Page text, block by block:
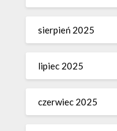
sierpień 2025
lipiec 2025
czerwiec 2025